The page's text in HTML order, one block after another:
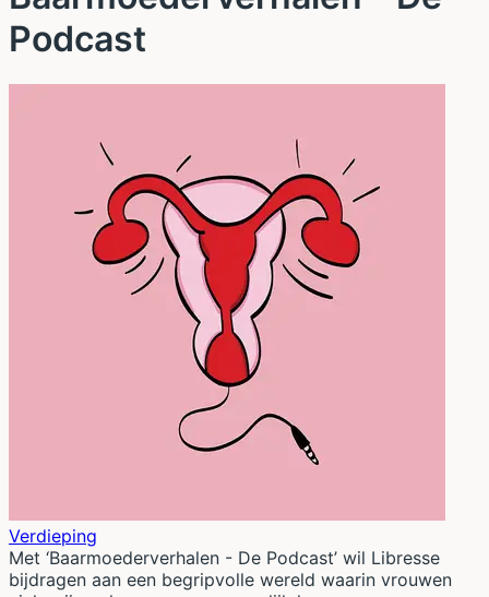
Podcast
Verdieping
Met ‘Baarmoederverhalen - De Podcast’ wil Libresse
bijdragen aan een begripvolle wereld waarin vrouwen